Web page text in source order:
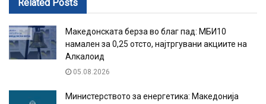
Related Posts
Македонската берза во благ пад: МБИ10
намален за 0,25 отсто, најтргувани акциите на
Алкалоид
05.08.2026
Министерството за енергетика: Македонија